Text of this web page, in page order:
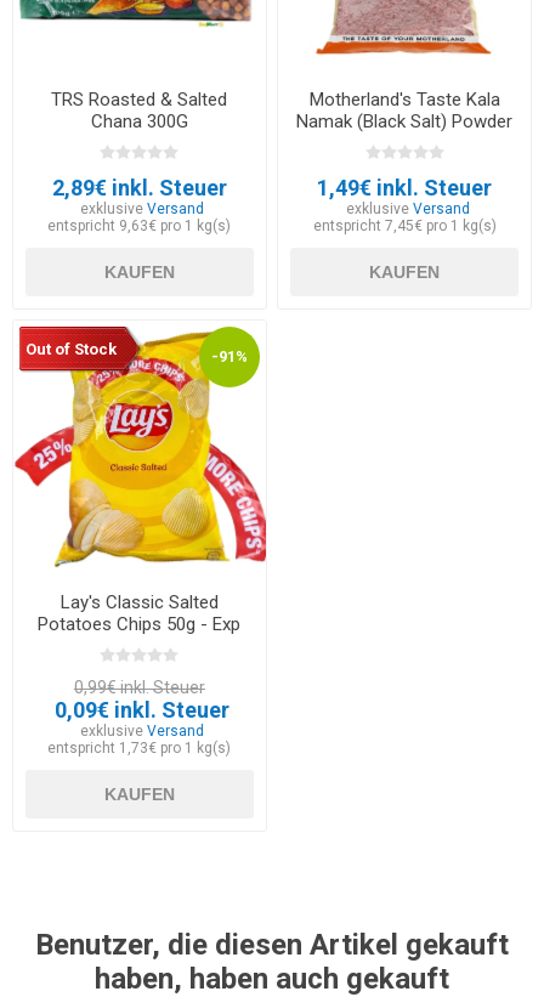
TRS Roasted & Salted
Chana 300G
2,89€ inkl. Steuer
exklusiveVersand
entspricht 9,63€ pro 1 kg(s)
KAUFEN
Motherland's Taste Kala
Namak (Black Salt) Powder
200g
1,49€ inkl. Steuer
exklusive Versand
entspricht 7,45€ pro 1 kg(s)
KAUFEN
-91%
Out of Stock
Lay's Classic Salted
Potatoes Chips 50g - Exp
30.05.2026
0,99€ inkl. Steuer
0,09€ inkl. Steuer
exklusiveVersand
entspricht 1,73€ pro 1 kg(s)
KAUFEN
Benutzer, die diesen Artikel gekauft
haben, haben auch gekauft